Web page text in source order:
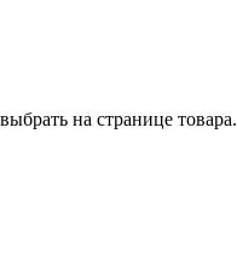
на странице товара.